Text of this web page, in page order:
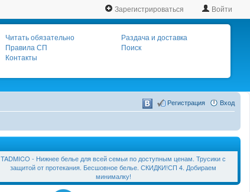
Зарегистрироваться Войти
Читать обязательно
Правила СП
Контакты
Раздача и доставка
Поиск
Вход
Регистрация
TADMICO - Нижнее белье для всей семьи по доступным ценам. Трусики с
защитой от протекания. Бесшовное белье. СКИДКИ!СП 4. Добираем
минималку!